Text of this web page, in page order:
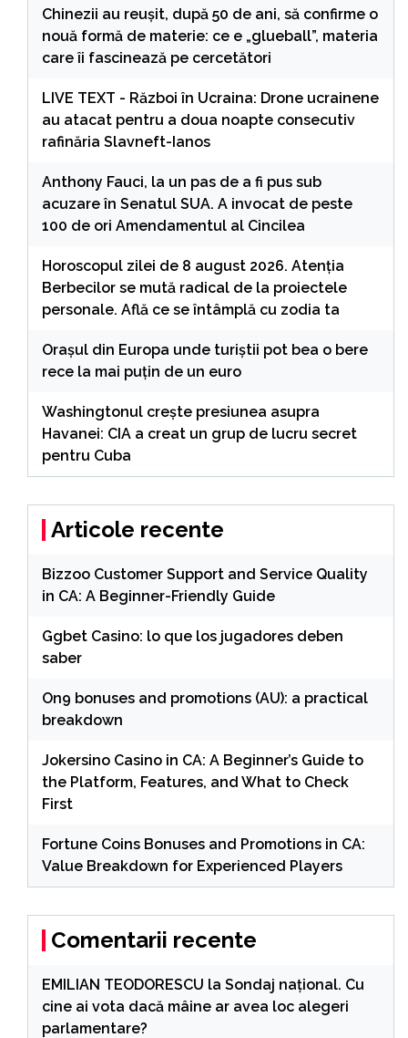
Chinezii au reușit, după 50 de ani, să confirme o
nouă formă de materie: ce e „glueball”, materia
care îi fascinează pe cercetători
LIVE TEXT - Război în Ucraina: Drone ucrainene
au atacat pentru a doua noapte consecutiv
rafinăria Slavneft-Ianos
Anthony Fauci, la un pas de a fi pus sub
acuzare în Senatul SUA. A invocat de peste
100 de ori Amendamentul al Cincilea
Horoscopul zilei de 8 august 2026. Atenția
Berbecilor se mută radical de la proiectele
personale. Află ce se întâmplă cu zodia ta
Orașul din Europa unde turiștii pot bea o bere
rece la mai puțin de un euro
Washingtonul creşte presiunea asupra
Havanei: CIA a creat un grup de lucru secret
pentru Cuba
Articole recente
Bizzoo Customer Support and Service Quality
in CA: A Beginner-Friendly Guide
Ggbet Casino: lo que los jugadores deben
saber
On9 bonuses and promotions (AU): a practical
breakdown
Jokersino Casino in CA: A Beginner’s Guide to
the Platform, Features, and What to Check
First
Fortune Coins Bonuses and Promotions in CA:
Value Breakdown for Experienced Players
Comentarii recente
EMILIAN TEODORESCU la Sondaj național. Cu
cine ai vota dacă mâine ar avea loc alegeri
parlamentare?